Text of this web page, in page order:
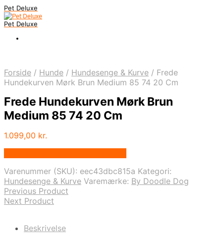
Pet Deluxe
Pet Deluxe
Forside / Hunde / Hundesenge & Kurve / Frede
Hundekurven Mørk Brun Medium 85 74 20 Cm
Frede Hundekurven Mørk Brun
Medium 85 74 20 Cm
1.099,00 kr.
Varenummer (SKU): eec43dbc815a Kategori:
Hundesenge & Kurve Varemærke: By Doodle Dog
Previous Product
Next Product
Beskrivelse